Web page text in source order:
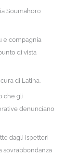
Soumahoro
e compagnia
di vista
di Latina.
che gli
denunciano
dagli ispettori
sovrabbondanza